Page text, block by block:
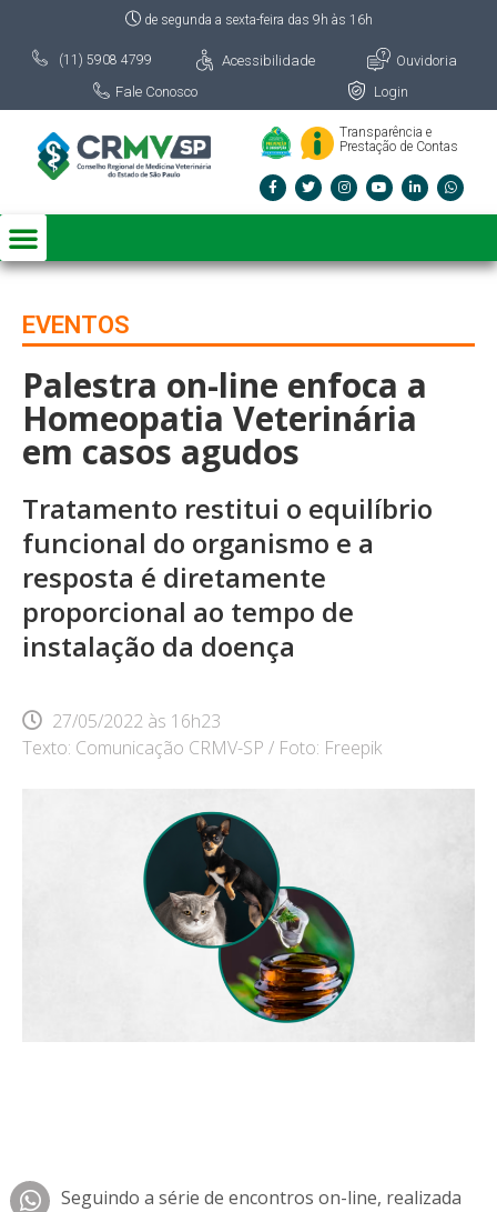
de segunda a sexta-feira das 9h às 16h
(11) 5908 4799 Acessibilidade
Ouvidoria
Fale Conosco
Login
Transparência e
Prestação de Contas
EVENTOS
Palestra on-line enfoca a
Homeopatia Veterinária
em casos agudos
Tratamento restitui o equilíbrio
funcional do organismo e a
resposta é diretamente
proporcional ao tempo de
instalação da doença
27/05/2022 às 16h23
Texto: Comunicação CRMV-SP / Foto: Freepik
Seguindo a série de encontros on-line, realizada